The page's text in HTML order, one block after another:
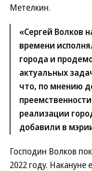
Метелкин.
«Сергей Волков
времени
города и
актуальных
что, по мнению
реализации
добавили в
Господин Волков
2022 году. Накануне